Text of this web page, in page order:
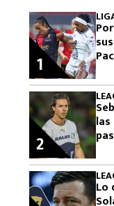
1
2
Lo